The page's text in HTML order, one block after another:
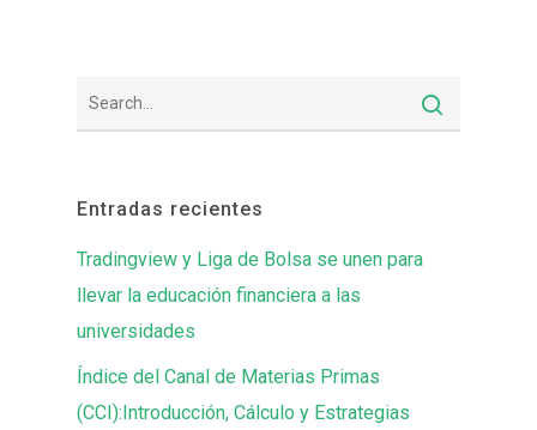
Entradas recientes
Tradingview y Liga de Bolsa se unen para
llevar la educación financiera a las
universidades
Índice del Canal de Materias Primas
(CCI):Introducción, Cálculo y Estrategias